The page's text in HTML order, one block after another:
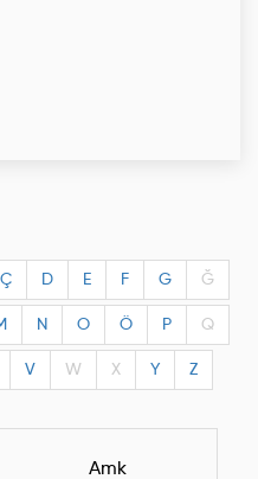
Ç D E F G Ğ
N O Ö P Q
V W X Y Z
Amk